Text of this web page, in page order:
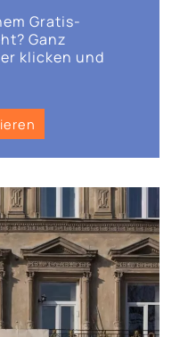
Gratis-
Ganz
klicken und